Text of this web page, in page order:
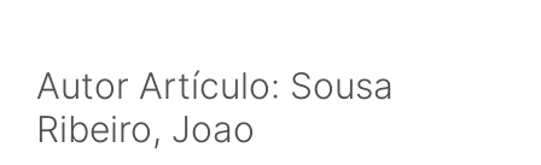
Autor Artículo: Sousa
Ribeiro, Joao